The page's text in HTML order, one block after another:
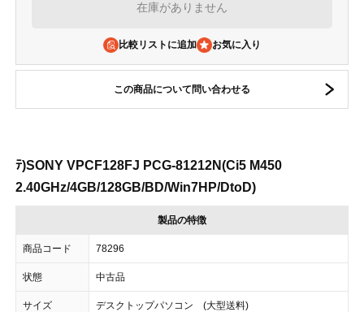
在庫がありません
比較リストに追加
この商品について問い合わせる
ﾃ)SONY VPCF128FJ PCG-81212N(Ci5 M450
2.40GHz/4GB/128GB/BD/Win7HP/DtoD)
製品の特徴
商品コード 78296
状態 中古品
サイズ デスクトップパソコン (大型送料)